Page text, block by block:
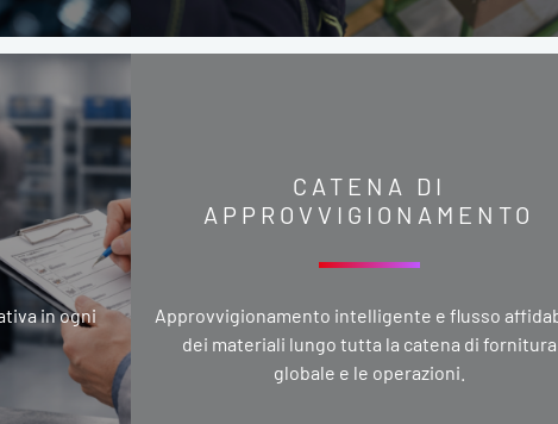
in ogni
CATENA DI
APPROVVIGIONAMENTO
Approvvigionamento intelligente e flusso
dei materiali lungo tutta la catena di fornitura
globale e le operazioni.